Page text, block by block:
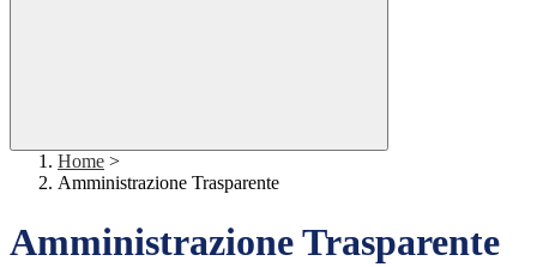
Home >
Amministrazione Trasparente
Amministrazione Trasparente